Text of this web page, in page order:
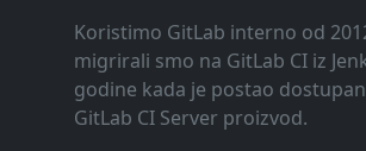
Koristimo GitLab interno od
migrirali smo na GitLab CI iz
godine kada je postao
GitLab CI Server proizvod.